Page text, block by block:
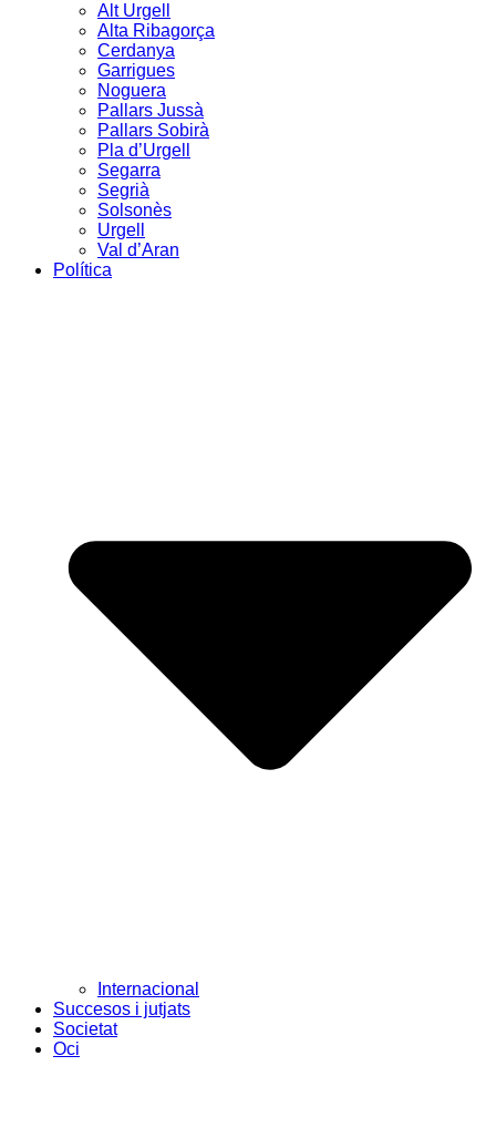
Alt Urgell
Alta Ribagorça
Cerdanya
Garrigues
Noguera
Pallars Jussà
Pallars Sobirà
Pla d’Urgell
Segarra
Segrià
Solsonès
Urgell
Val d’Aran
Política
Internacional
Succesos i jutjats
Societat
Oci